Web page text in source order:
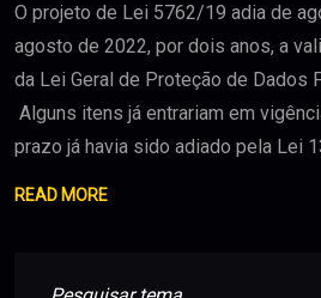
O projeto de Lei 5762/19 adia de
agosto de 2022, por dois anos, a
da Lei Geral de Proteção de Dados
Alguns itens já entrariam em
prazo já havia sido adiado pela Lei
READ MORE